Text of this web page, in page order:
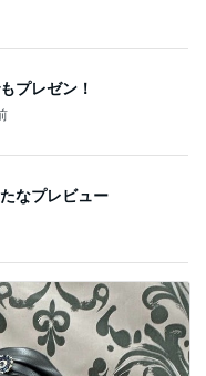
プレゼン！
なプレビュー